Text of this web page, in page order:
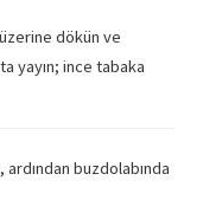
dökün ve
yayın; ince tabaka
ardından buzdolabında